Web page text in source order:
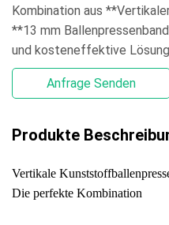
Kombination aus
**13 mm
und kosteneffektive
Anfrage Senden
Produkte
Vertikale
Die perfekte Kombination